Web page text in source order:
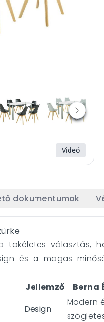
Videó
dokumentumok
tökéletes
és a magas
Jellemző
Berna
Design
Modern